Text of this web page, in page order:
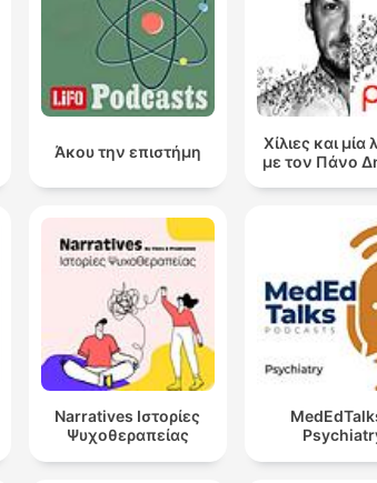
Άκου την επιστήμη
Χίλιες και μία
με τον Πάνο
Narratives Ιστορίες
Ψυχοθεραπείας